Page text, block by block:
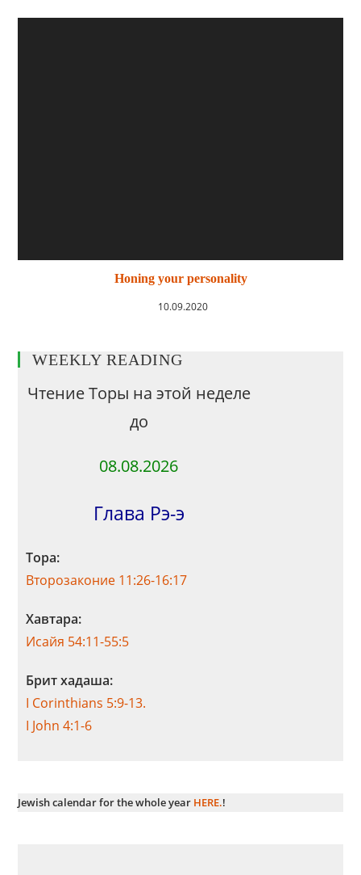
Honing your personality
10.09.2020
WEEKLY READING
Чтение Торы на этой неделе
до
08.08.2026
Глава Рэ-э
Тора:
Второзаконие 11:26-16:17
Хавтара:
Исайя 54:11-55:5
Брит хадаша:
I Corinthians 5:9-13.
I John 4:1-6
Jewish calendar for the whole year HERE.!